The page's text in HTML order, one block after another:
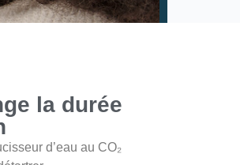
la durée
d’eau au CO₂